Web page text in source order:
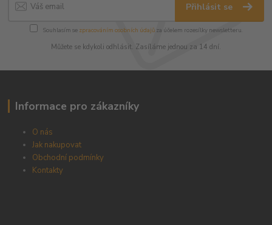
Přihlásit se
Souhlasím se zpracováním osobních údajůza účelem rozesílky newsletteru.
Můžete se kdykoli odhlásit. Zasíláme jednou za 14 dní.
Informace pro zákazníky
O nás
Jak nakupovat
Obchodní podmínky
Kontakty